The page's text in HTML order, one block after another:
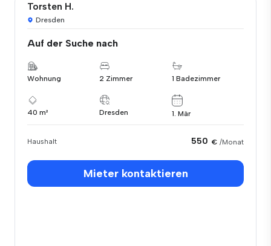
Torsten H.
Dresden
Auf der Suche nach
Wohnung 2 Zimmer 1 Badezimmer
40 m² Dresden 1. Mär
Haushalt 550 € /Monat
Mieter kontaktieren